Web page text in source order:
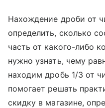
Нахождение дроби от
определить, сколько
часть от какого-либо
нужно узнать, чему
находим дробь 1/3 от
помогает решать
скидку в магазине,